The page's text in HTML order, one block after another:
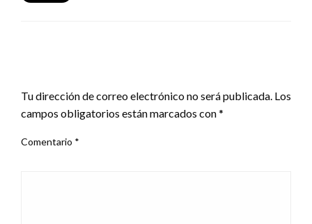
Tu dirección de correo electrónico no será publicada. Los
campos obligatorios están marcados con*
Comentario *